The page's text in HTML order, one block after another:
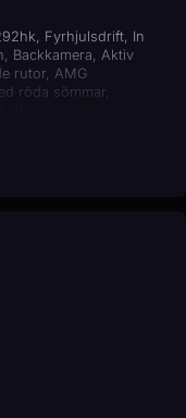
Fyrhjulsdrift, In
Backkamera, Aktiv
rutor, AMG
röda sömmar,